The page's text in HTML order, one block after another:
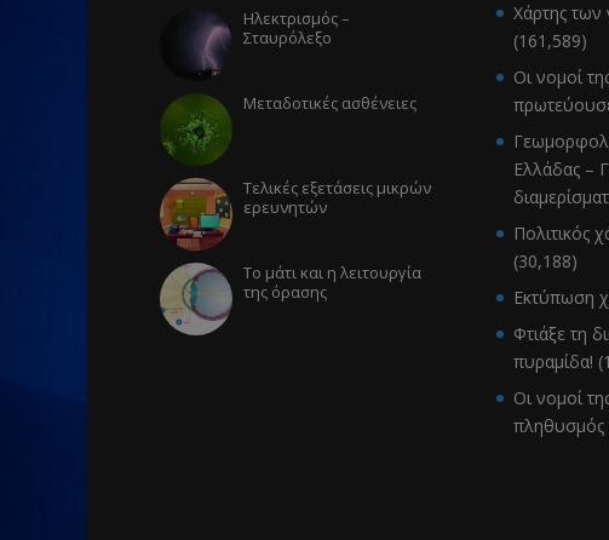
Ηλεκτρισμός –
Σταυρόλεξο
Μεταδοτικές ασθένειες
Τελικές εξετάσεις μικρών
ερευνητών
Το μάτι και η λειτουργία
της όρασης
Χάρτης
(161,589)
Οι νομοί
Ελλάδας –
Πολιτικός
(30,188)
Εκτύπωση
Φτιάξε τη
πυραμίδα!
Οι νομοί
πληθυσμός